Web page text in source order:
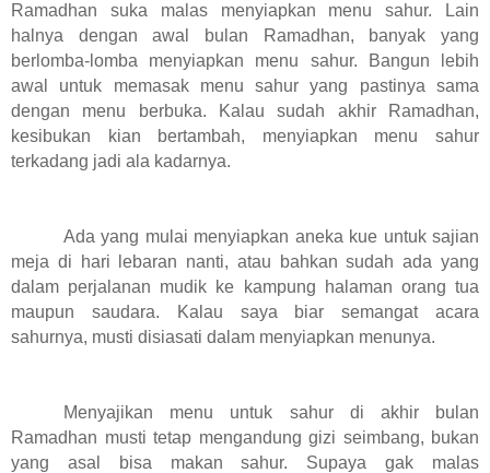
Ramadhan suka malas menyiapkan menu sahur. Lain
halnya dengan awal bulan Ramadhan, banyak yang
berlomba-lomba menyiapkan menu sahur. Bangun lebih
awal untuk memasak menu sahur yang pastinya sama
dengan menu berbuka. Kalau sudah akhir Ramadhan,
kesibukan kian bertambah, menyiapkan menu sahur
terkadang jadi ala kadarnya.
Ada yang mulai menyiapkan aneka kue untuk sajian
meja di hari lebaran nanti, atau bahkan sudah ada yang
dalam perjalanan mudik ke kampung halaman orang tua
maupun saudara. Kalau saya biar semangat acara
sahurnya, musti disiasati dalam menyiapkan menunya.
Menyajikan menu untuk sahur di akhir bulan
Ramadhan musti tetap mengandung gizi seimbang, bukan
yang asal bisa makan sahur. Supaya gak malas